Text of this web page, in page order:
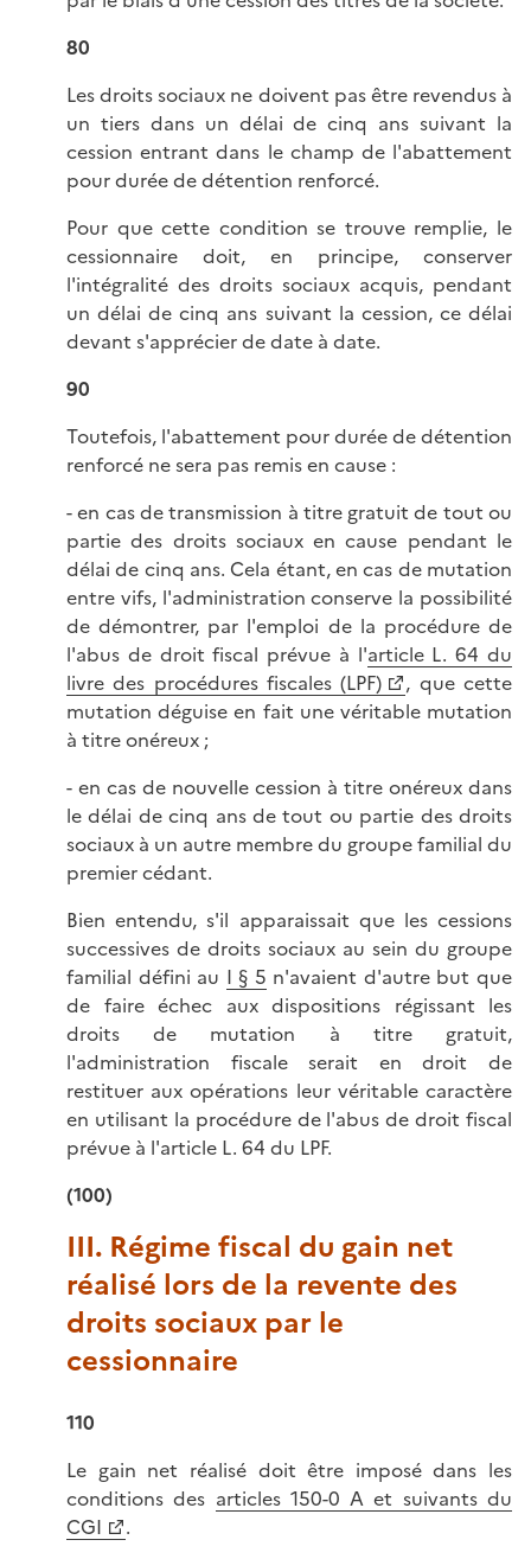
80
Les droits sociaux ne doivent pas être revendus à
un tiers dans un délai de cinq ans suivant la
cession entrant dans le champ de l'abattement
pour durée de détention renforcé.
Pour que cette condition se trouve remplie, le
cessionnaire doit, en principe, conserver
l'intégralité des droits sociaux acquis, pendant
un délai de cinq ans suivant la cession, ce délai
devant s'apprécier de date à date.
90
Toutefois, l'abattement pour durée de détention
renforcé ne sera pas remis en cause :
- en cas de transmission à titre gratuit de tout ou
partie des droits sociaux en cause pendant le
délai de cinq ans. Cela étant, en cas de mutation
entre vifs, l'administration conserve la possibilité
de démontrer, par l'emploi de la procédure de
l'abus de droit fiscal prévue à l'article L. 64 du
livre des procédures fiscales (LPF)
, que cette
mutation déguise en fait une véritable mutation
à titre onéreux ;
- en cas de nouvelle cession à titre onéreux dans
le délai de cinq ans de tout ou partie des droits
sociaux à un autre membre du groupe familial du
premier cédant.
Bien entendu, s'il apparaissait que les cessions
successives de droits sociaux au sein du groupe
familial défini au I § 5 n'avaient d'autre but que
de faire échec aux dispositions régissant les
droits de mutation à titre gratuit,
l'administration fiscale serait en droit de
restituer aux opérations leur véritable caractère
en utilisant la procédure de l'abus de droit fiscal
prévue à l'article L. 64 du LPF.
(100)
III. Régime fiscal du gain net
réalisé lors de la revente des
droits sociaux par le
cessionnaire
110
Le gain net réalisé doit être imposé dans les
conditions des articles 150-0 A et suivants du
CGI
.